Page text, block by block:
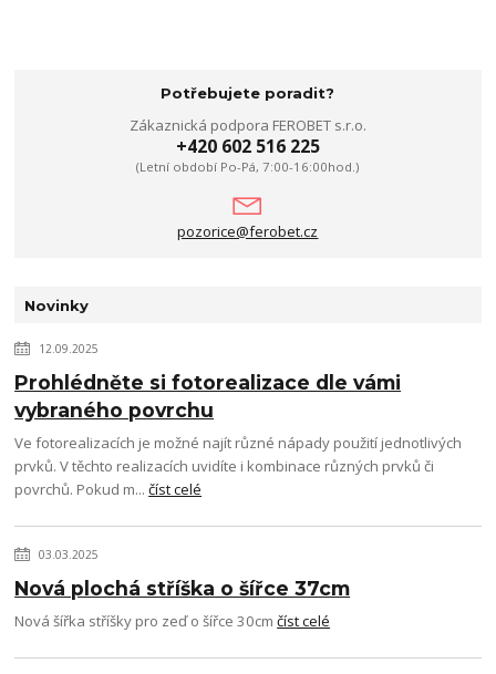
Potřebujete poradit?
Zákaznická podpora FEROBET s.r.o.
+420 602 516 225
(Letní období Po-Pá, 7:00-16:00hod.)
pozorice@ferobet.cz
Novinky
12.09.2025
Prohlédněte si fotorealizace dle vámi
vybraného povrchu
Ve fotorealizacích je možné najít různé nápady použití jednotlivých
prvků. V těchto realizacích uvidíte i kombinace různých prvků či
povrchů. Pokud m...číst celé
03.03.2025
Nová plochá stříška o šířce 37cm
Nová šířka stříšky pro zeď o šířce 30cmčíst celé